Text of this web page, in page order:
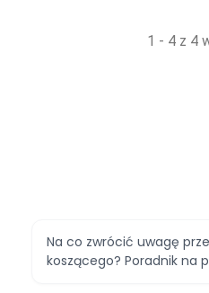
1 - 4 z 4
Na co zwrócić uwagę
koszącego? Poradnik na